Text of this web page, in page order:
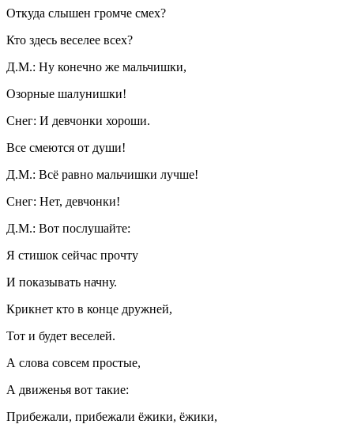
Откуда слышен громче смех?
Кто здесь веселее всех?
Д.М.: Ну конечно же мальчишки,
Озорные шалунишки!
Снег: И девчонки хороши.
Все смеются от души!
Д.М.: Всё равно мальчишки лучше!
Снег: Нет, девчонки!
Д.М.: Вот послушайте:
Я стишок сейчас прочту
И показывать начну.
Крикнет кто в конце дружней,
Тот и будет веселей.
А слова совсем простые,
А движенья вот такие:
Прибежали, прибежали ёжики, ёжики,